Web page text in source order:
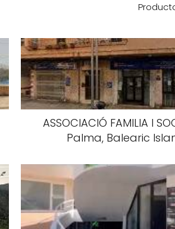
ASSOCIACIÓ FAMILIA I
Palma, Balearic